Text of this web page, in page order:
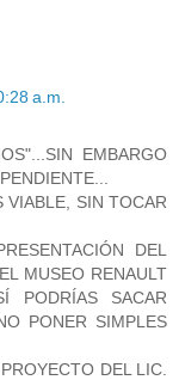
a.m.
EMBARGO
VIABLE, SIN TOCAR
DEL
MUSEO RENAULT
PODRÍAS SACAR
PONER SIMPLES
DEL LIC.